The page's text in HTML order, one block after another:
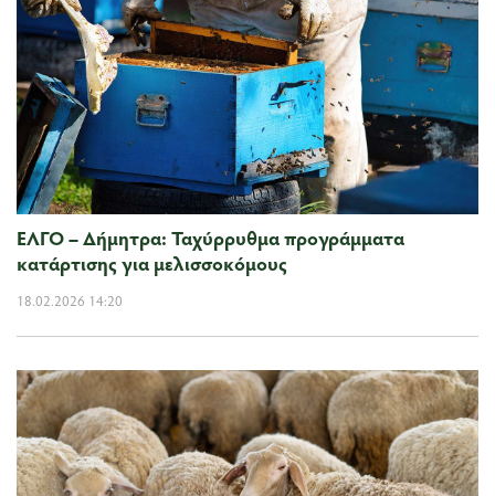
ΕΛΓΟ – Δήμητρα: Ταχύρρυθμα προγράμματα
κατάρτισης για μελισσοκόμους
18.02.2026 14:20